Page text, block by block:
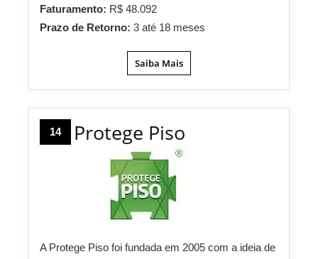
Faturamento: R$ 48.092
Prazo de Retorno: 3 até 18 meses
Saiba Mais
14 Protege Piso
A Protege Piso foi fundada em 2005 com a ideia de